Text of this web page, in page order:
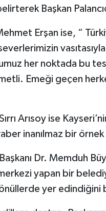
Başkan
Erşan ise, “
her noktada bu
Emeği geçen
Arısoy ise
inanılmaz bir
Dr. Memduh
yapan bir
yer